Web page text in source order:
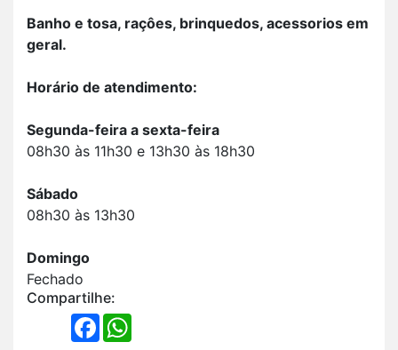
Banho e tosa, raçôes, brinquedos, acessorios em
geral.
Horário de atendimento:
Segunda-feira a sexta-feira
08h30 às 11h30 e 13h30 às 18h30
Sábado
08h30 às 13h30
Domingo
Fechado
Compartilhe:
FACEBOOK